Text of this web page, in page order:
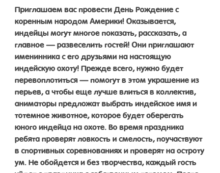
Приглашаем вас провести День Рождение с
коренным народом Америки! Оказывается,
индейцы могут многое показать, рассказать, а
главное — развеселить гостей! Они приглашают
именинника с его друзьями на настоящую
индейскую охоту! Прежде всего, нужно будет
перевоплотиться — помогут в этом украшение из
перьев, а чтобы еще лучше влиться в коллектив,
аниматоры предложат выбрать индейское имя и
тотемное животное, которое будет оберегать
юного индейца на охоте. Во время праздника
ребята проверят ловкость и смелость, поучаствуют
в спортивных соревнованиях и проверят на остроту
ум. Не обойдется и без творчества, каждый гость